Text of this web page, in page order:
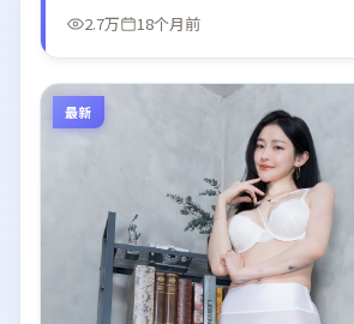
2.7万
18个月前
最新